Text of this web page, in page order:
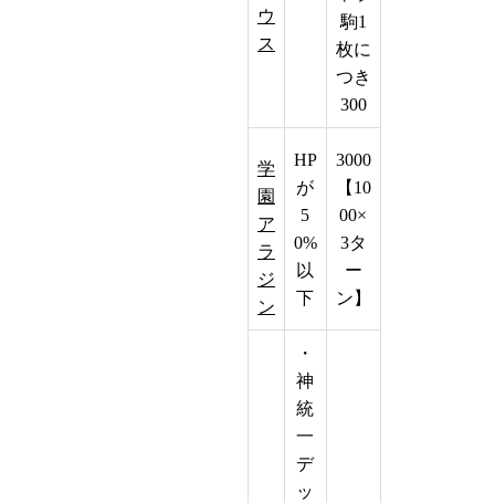
ウ
ス
駒1
枚に
つき
300
学
園
ア
ラ
ジ
ン
HP
が
5
0%
以
下
3000
【10
00×
3タ
ー
ン】
・
神
統
一
デ
ッ